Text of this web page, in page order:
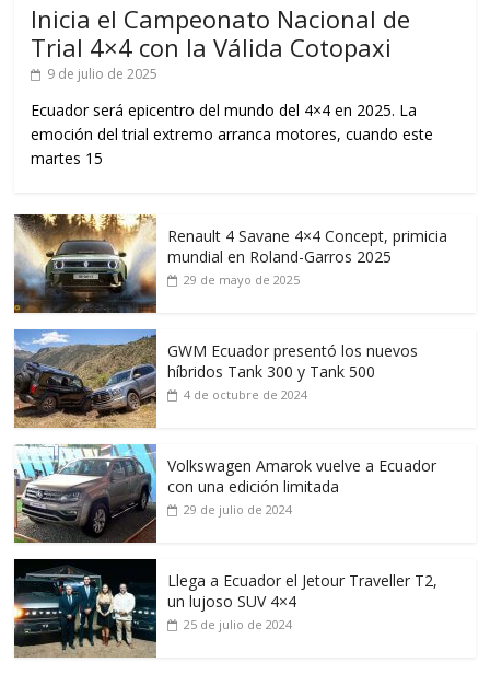
Inicia el Campeonato Nacional de
Trial 4×4 con la Válida Cotopaxi
9 de julio de 2025
Ecuador será epicentro del mundo del 4×4 en 2025. La
emoción del trial extremo arranca motores, cuando este
martes 15
Renault 4 Savane 4×4 Concept, primicia
mundial en Roland-Garros 2025
29 de mayo de 2025
GWM Ecuador presentó los nuevos
híbridos Tank 300 y Tank 500
4 de octubre de 2024
Volkswagen Amarok vuelve a Ecuador
con una edición limitada
29 de julio de 2024
Llega a Ecuador el Jetour Traveller T2,
un lujoso SUV 4×4
25 de julio de 2024